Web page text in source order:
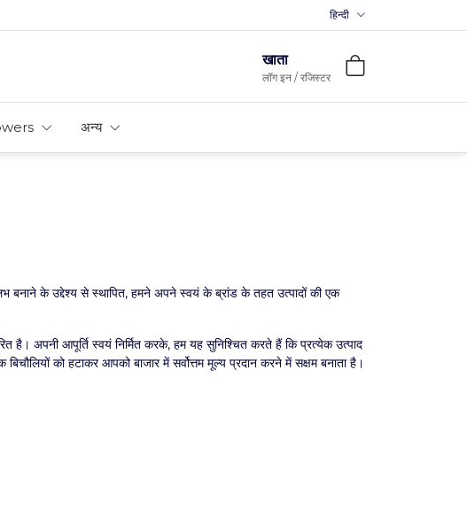
हिन्दी
खाता
लॉग इन / रजिस्टर
अन्य
बनाने के उद्देश्य से स्थापित, हमने अपने स्वयं के ब्रांड के तहत उत्पादों की एक
है। अपनी आपूर्ति स्वयं निर्मित करके, हम यह सुनिश्चित करते हैं कि प्रत्येक उत्पाद
को हटाकर आपको बाजार में सर्वोत्तम मूल्य प्रदान करने में सक्षम बनाता है।